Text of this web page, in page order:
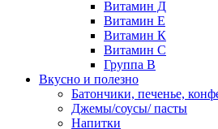
Витамин Д
Витамин Е
Витамин К
Витамин С
Группа В
Вкусно и полезно
Батончики, печенье,
Джемы/соусы/ пасты
Напитки